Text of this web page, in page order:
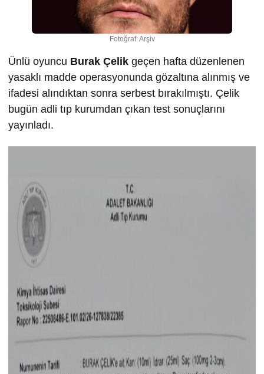
Fotoğraf: Arşiv
Ünlü oyuncu Burak Çelik geçen hafta düzenlenen
yasaklı madde operasyonunda gözaltına alınmış ve
ifadesi alındıktan sonra serbest bırakılmıştı. Çelik
bugün adli tıp kurumdan çıkan test sonuçlarını
yayınladı.